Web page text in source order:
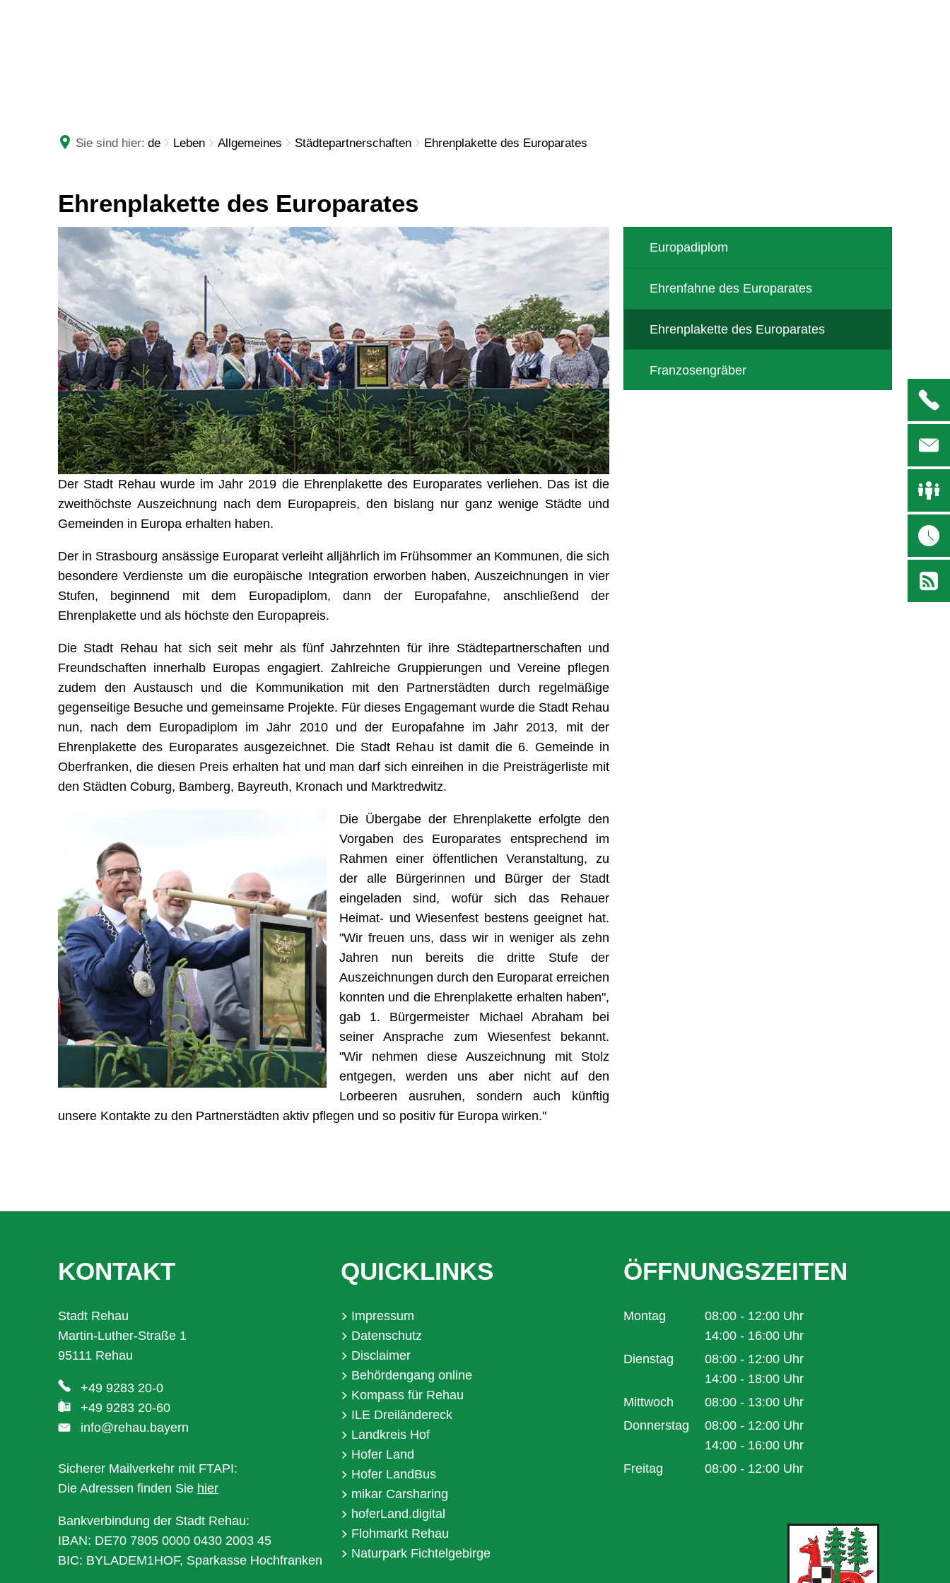
Sie sind hier: de Leben Allgemeines Städtepartnerschaften Ehrenplakette des Europarates
Ehrenplakette
Europarates
Ehrenplakette des Europarates
Der Stadt Rehau wurde im Jahr 2019 die Ehrenplakette des Europarates verliehen. Das ist die
zweithöchste Auszeichnung nach dem Europapreis, den bislang nur ganz wenige Städte und
Gemeinden in Europa erhalten haben.
Der in Strasbourg ansässige Europarat verleiht alljährlich im Frühsommer an Kommunen, die sich
besondere Verdienste um die europäische Integration erworben haben, Auszeichnungen in vier
Stufen, beginnend mit dem Europadiplom, dann der Europafahne, anschließend der
Ehrenplakette und als höchste den Europapreis.
Die Stadt Rehau hat sich seit mehr als fünf Jahrzehnten für ihre Städtepartnerschaften und
Freundschaften innerhalb Europas engagiert. Zahlreiche Gruppierungen und Vereine pflegen
zudem den Austausch und die Kommunikation mit den Partnerstädten durch regelmäßige
gegenseitige Besuche und gemeinsame Projekte. Für dieses Engagemant wurde die Stadt Rehau
nun, nach dem Europadiplom im Jahr 2010 und der Europafahne im Jahr 2013, mit der
Ehrenplakette des Europarates ausgezeichnet. Die Stadt Rehau ist damit die 6. Gemeinde in
Oberfranken, die diesen Preis erhalten hat und man darf sich einreihen in die Preisträgerliste mit
den Städten Coburg, Bamberg, Bayreuth, Kronach und Marktredwitz.
Die Übergabe der Ehrenplakette erfolgte den
Vorgaben des Europarates entsprechend im
Rahmen einer öffentlichen Veranstaltung, zu
der alle Bürgerinnen und Bürger der Stadt
eingeladen sind, wofür sich das Rehauer
Heimat- und Wiesenfest bestens geeignet hat.
"Wir freuen uns, dass wir in weniger als zehn
Jahren nun bereits die dritte Stufe der
Auszeichnungen durch den Europarat erreichen
konnten und die Ehrenplakette erhalten haben",
gab 1. Bürgermeister Michael Abraham bei
seiner Ansprache zum Wiesenfest bekannt.
"Wir nehmen diese Auszeichnung mit Stolz
entgegen, werden uns aber nicht auf den
Lorbeeren ausruhen, sondern auch künftig
unsere Kontakte zu den Partnerstädten aktiv pflegen und so positiv für Europa wirken."
Europadiplom
Ehrenfahne des Europarates
Ehrenplakette des Europarates
Franzosengräber
KONTAKT
Stadt Rehau
Martin-Luther-Straße 1
95111 Rehau
+49 9283 20-0
+49 9283 20-60
info@rehau.bayern
Sicherer Mailverkehr mit FTAPI:
Die Adressen finden Sie hier
Bankverbindung der Stadt Rehau:
IBAN: DE70 7805 0000 0430 2003 45
BIC: BYLADEM1HOF, Sparkasse Hochfranken
QUICKLINKS
Impressum
Datenschutz
Disclaimer
Behördengang online
Kompass für Rehau
ILE Dreiländereck
Landkreis Hof
Hofer Land
Hofer LandBus
mikar Carsharing
hoferLand.digital
Flohmarkt Rehau
Naturpark Fichtelgebirge
ÖFFNUNGSZEITEN
Montag 08:00 - 12:00 Uhr
Von 08:00 bis 12:00 Uhr
14:00 - 16:00 Uhr
Von 14:00 bis 16:00 Uhr
Dienstag 08:00 - 12:00 Uhr
Von 08:00 bis 12:00 Uhr
14:00 - 18:00 Uhr
Von 14:00 bis 18:00 Uhr
Mittwoch 08:00 - 13:00 Uhr
Von 08:00 bis 13:00 Uhr
Donnerstag 08:00 - 12:00 Uhr
Von 08:00 bis 12:00 Uhr
14:00 - 16:00 Uhr
Von 14:00 bis 16:00 Uhr
Freitag 08:00 - 12:00 Uhr